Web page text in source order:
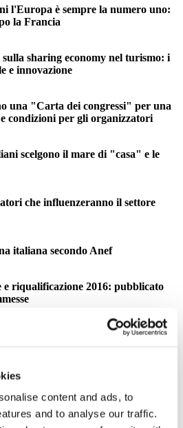
content and ads, to
and to analyse our traffic.
l'Europa è sempre la numero uno:
la Francia
sharing economy nel turismo: i
e innovazione
una "Carta dei congressi" per una
condizioni per gli organizzatori
scelgono il mare di "casa" e le
che influenzeranno il settore
italiana secondo Anef
riqualificazione 2016: pubblicato
le prenotazioni di voli con
passa da sinergia e marchio